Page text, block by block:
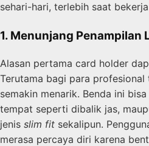
sehari-hari, terlebih saat
1. Menunjang Penampilan
Alasan pertama card holder
Terutama bagi para profesional
semakin menarik. Benda ini
tempat seperti dibalik jas,
jenis slim fit sekalipun.
merasa percaya diri karena